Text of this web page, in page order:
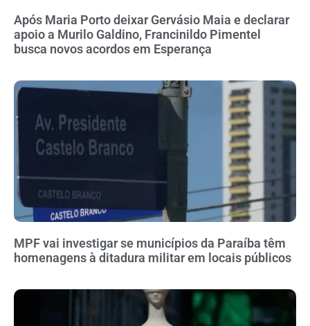
Após Maria Porto deixar Gervásio Maia e declarar
apoio a Murilo Galdino, Francinildo Pimentel
busca novos acordos em Esperança
MPF vai investigar se municípios da Paraíba têm
homenagens à ditadura militar em locais públicos